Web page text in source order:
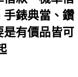
手錶典當、鑽
是有價品皆可